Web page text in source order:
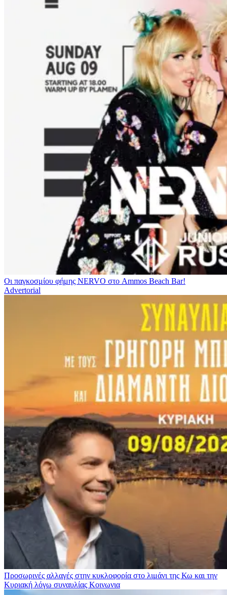
Οι παγκοσμίου φήμης NERVO στο Ammos Beach Bar!
Advertorial
Προσωρινές αλλαγές στην κυκλοφορία στο λιμάνι της Κω και την
Κυριακή λόγω συναυλίας Κοινωνια